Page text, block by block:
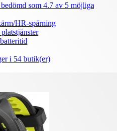
som 4.7 av 5 möjliga
HR-spårning
i 54 butik(er)